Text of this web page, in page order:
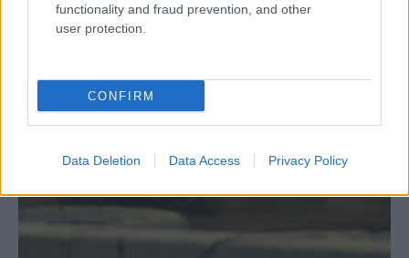
functionality and fraud prevention, and other
user protection.
CONFIRM
Data Deletion Data Access Privacy Policy